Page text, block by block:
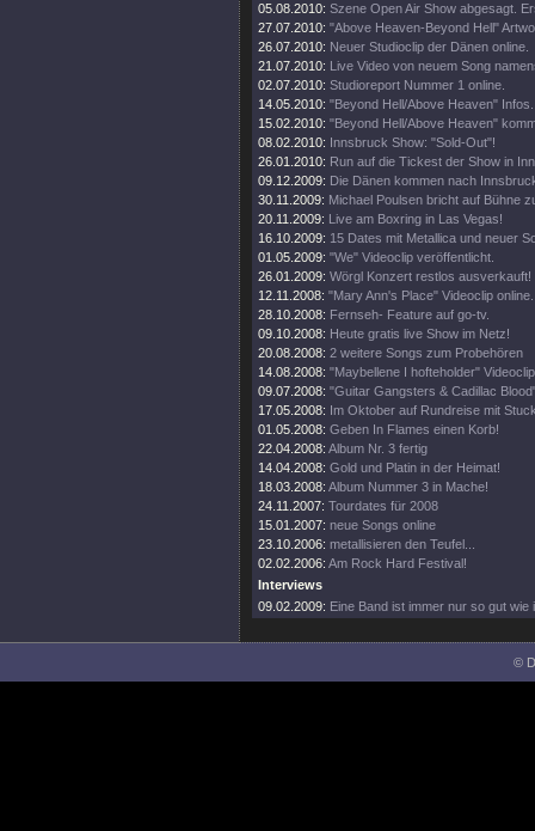
05.08.2010: Szene Open Air Show abgesagt.
27.07.2010: "Above Heaven-Beyond Hell"
26.07.2010: Neuer Studioclip der Dänen online.
21.07.2010: Live Video von neuem Song
02.07.2010: Studioreport Nummer 1 online.
14.05.2010: "Beyond Hell/Above Heaven"
15.02.2010: "Beyond Hell/Above Heaven"
08.02.2010: Innsbruck Show: "Sold-Out"!
26.01.2010: Run auf die Tickest der Show in
09.12.2009: Die Dänen kommen nach
30.11.2009: Michael Poulsen bricht auf Bühne
20.11.2009: Live am Boxring in Las Vegas!
16.10.2009: 15 Dates mit Metallica und neuer
01.05.2009: "We" Videoclip veröffentlicht.
26.01.2009: Wörgl Konzert restlos ausverkauft!
12.11.2008: "Mary Ann's Place" Videoclip online.
28.10.2008: Fernseh- Feature auf go-tv.
09.10.2008: Heute gratis live Show im Netz!
20.08.2008: 2 weitere Songs zum Probehören
14.08.2008: "Maybellene I hofteholder"
09.07.2008: "Guitar Gangsters & Cadillac
17.05.2008: Im Oktober auf Rundreise mit
01.05.2008: Geben In Flames einen Korb!
22.04.2008: Album Nr. 3 fertig
14.04.2008: Gold und Platin in der Heimat!
18.03.2008: Album Nummer 3 in Mache!
24.11.2007: Tourdates für 2008
15.01.2007: neue Songs online
23.10.2006: metallisieren den Teufel...
02.02.2006: Am Rock Hard Festival!
Interviews
09.02.2009: Eine Band ist immer nur so gut wie
©